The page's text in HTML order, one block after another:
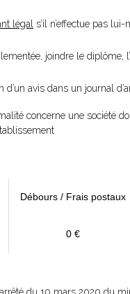
légal s’il n’effectue pas
joindre le
d’un avis dans un journal
concerne une société
Débours / Frais postaux
0 €